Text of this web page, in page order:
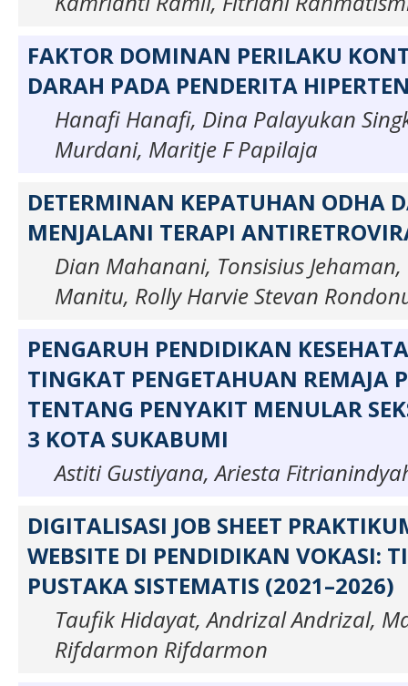
FAKTOR DOMINAN PERILAKU
DARAH PADA PENDERITA
Hanafi Hanafi, Dina Palayukan
Murdani, Maritje F Papilaja
DETERMINAN KEPATUHAN ODHA
MENJALANI TERAPI
Dian Mahanani, Tonsisius
Manitu, Rolly Harvie Stevan
PENGARUH PENDIDIKAN
TINGKAT PENGETAHUAN REMAJA
TENTANG PENYAKIT MENULAR
3 KOTA SUKABUMI
Astiti Gustiyana, Ariesta
DIGITALISASI JOB SHEET
WEBSITE DI PENDIDIKAN VOKASI:
PUSTAKA SISTEMATIS (2021–2026)
Taufik Hidayat, Andrizal Andrizal,
Rifdarmon Rifdarmon